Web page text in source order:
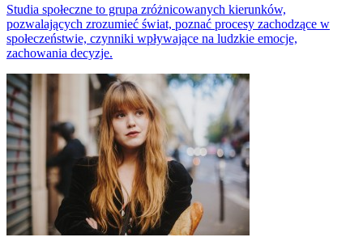
Studia społeczne to grupa zróżnicowanych kierunków,
pozwalających zrozumieć świat, poznać procesy zachodzące w
społeczeństwie, czynniki wpływające na ludzkie emocje,
zachowania decyzje.